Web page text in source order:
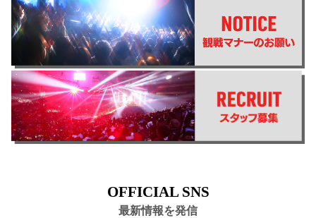
OFFICIAL SNS
最新情報を発信